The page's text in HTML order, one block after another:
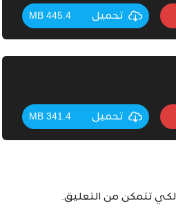
تحميل 445.4 MB
تحميل 341.4 MB
لكي تتمكن من التعليق.